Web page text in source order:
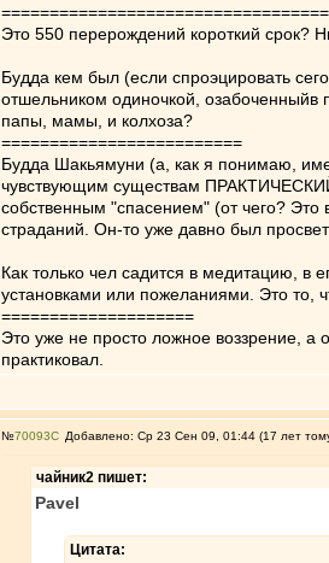
Это 550 перерождений короткий срок?
Будда кем был (если спроэцировать
отшельником одиночкой, озабоченныйв
папы, мамы, и колхоза?
=========================
Будда Шакьямуни (а, как я понимаю,
чувствующим существам
собственным "спасением" (от чего?
страданий. Он-то уже давно был
Как только чел садится в медитацию, в
установками или пожеланиями. Это то,
====================
Это уже не просто ложное воззрение, а
практиковал.
№70093 Добавлено: Ср 23 Сен 09, 01:44 (17 лет
чайник2 пишет:
Pavel
Цитата: